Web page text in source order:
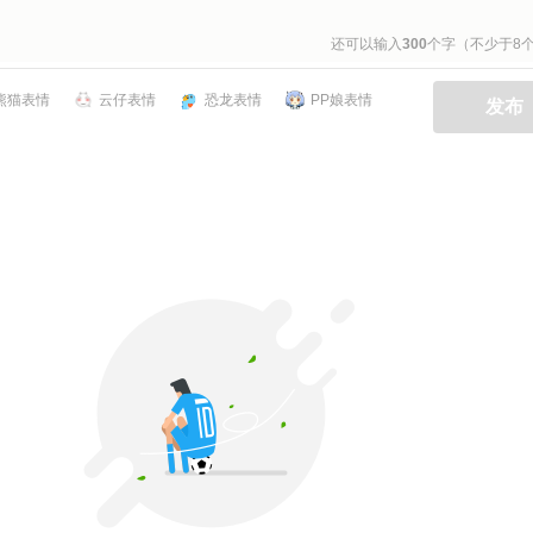
还可以输入 300个字（不少于8
发布
猫表情 云仔表情 恐龙表情 PP娘表情